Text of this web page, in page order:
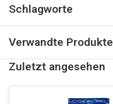
Schlagworte
Verwandte Produkte
Zuletzt angesehen